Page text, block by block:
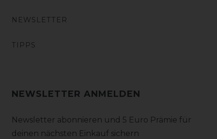
NEWSLETTER
TIPPS
NEWSLETTER ANMELDEN
Newsletter abonnieren und 5 Euro Prämie für
deinen nächsten Einkauf sichern